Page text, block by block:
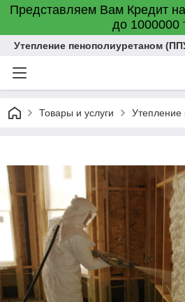
Представляем Вам Кредит
до 1000000
Утепление пенополиуретаном
Товары и услуги